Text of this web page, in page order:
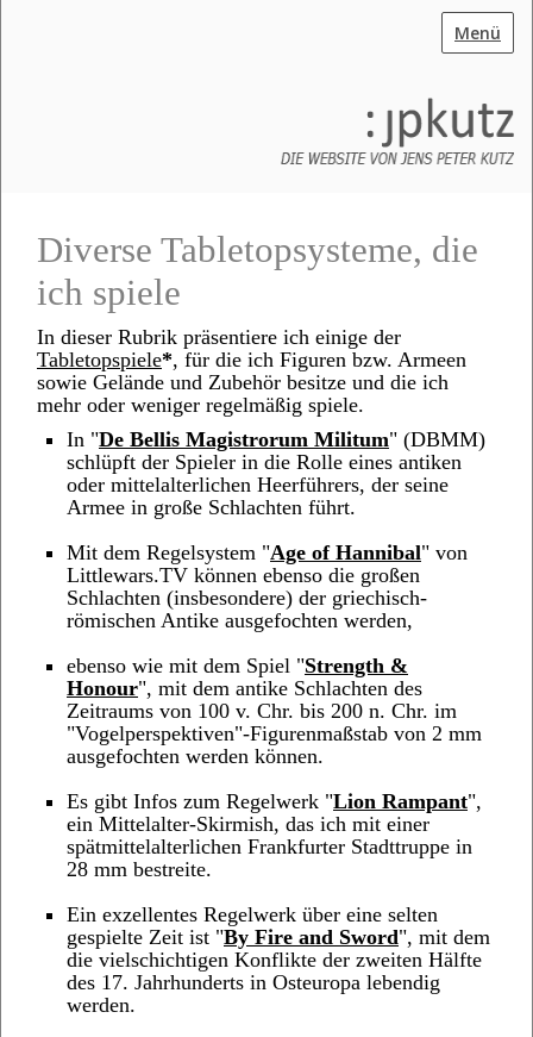
Menü
Diverse Tabletopsysteme, die
ich spiele
In dieser Rubrik präsentiere ich einige der
Tabletopspiele*, für die ich Figuren bzw. Armeen
sowie Gelände und Zubehör besitze und die ich
mehr oder weniger regelmäßig spiele.
In "De Bellis Magistrorum Militum" (DBMM)
schlüpft der Spieler in die Rolle eines antiken
oder mittelalterlichen Heerführers, der seine
Armee in große Schlachten führt.
Mit dem Regelsystem "Age of Hannibal" von
Littlewars.TV können ebenso die großen
Schlachten (insbesondere) der griechisch-
römischen Antike ausgefochten werden,
ebenso wie mit dem Spiel "Strength &
Honour", mit dem antike Schlachten des
Zeitraums von 100 v. Chr. bis 200 n. Chr. im
"Vogelperspektiven"-Figurenmaßstab von 2 mm
ausgefochten werden können.
Es gibt Infos zum Regelwerk "Lion Rampant",
ein Mittelalter-Skirmish, das ich mit einer
spätmittelalterlichen Frankfurter Stadttruppe in
28 mm bestreite.
Ein exzellentes Regelwerk über eine selten
gespielte Zeit ist "By Fire and Sword", mit dem
die vielschichtigen Konflikte der zweiten Hälfte
des 17. Jahrhunderts in Osteuropa lebendig
werden.